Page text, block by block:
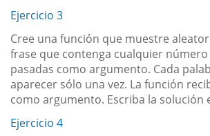
Ejercicio 3
Cree una función que muestre
frase que contenga cualquier
pasadas como argumento. Cada
aparecer sólo una vez. La función
como argumento. Escriba la solución
Ejercicio 4